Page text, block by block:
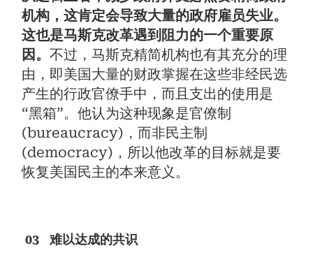
机构，这肯定会导致大量的政府雇员失业。
这也是马斯克改革遇到阻力的一个重要原
因。不过，马斯克精简机构也有其充分的理
由，即美国大量的财政掌握在这些非经民选
产生的行政官僚手中，而且支出的使用是
“黑箱”。他认为这种现象是官僚制
(bureaucracy)，而非民主制
(democracy)，所以他改革的目标就是要
恢复美国民主的本来意义。
03 难以达成的共识